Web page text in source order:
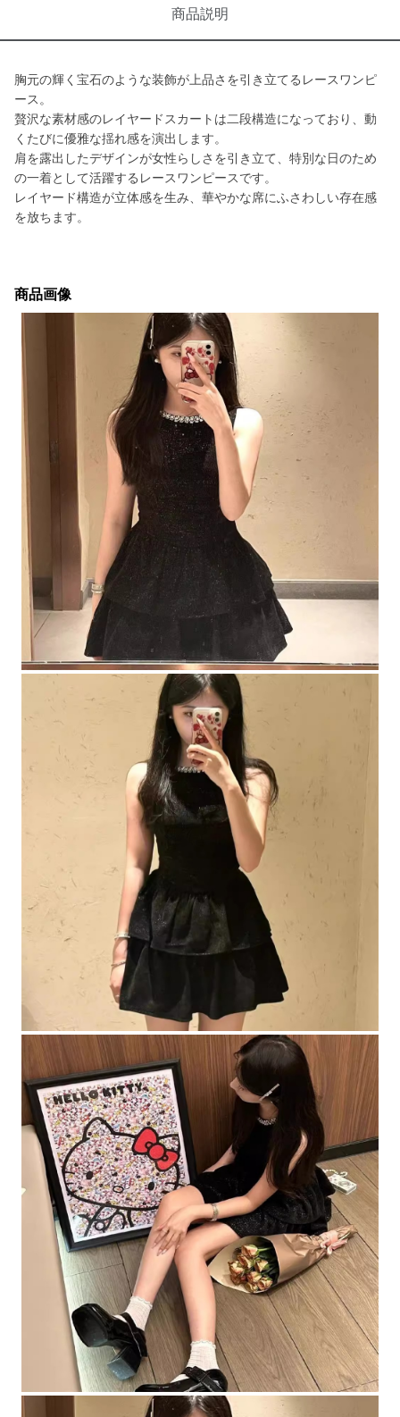
商品説明
胸元の輝く宝石のような装飾が上品さを引き立てるレースワンピ
ース。
贅沢な素材感のレイヤードスカートは二段構造になっており、動
くたびに優雅な揺れ感を演出します。
肩を露出したデザインが女性らしさを引き立て、特別な日のため
の一着として活躍するレースワンピースです。
レイヤード構造が立体感を生み、華やかな席にふさわしい存在感
を放ちます。
商品画像